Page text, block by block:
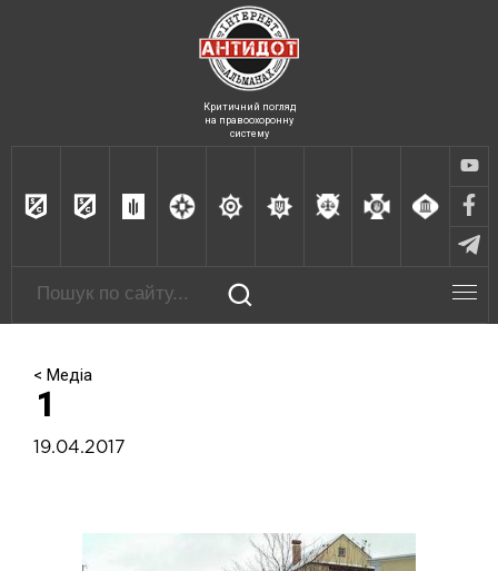
Критичний погляд
на правоохоронну
систему
< Медіа
1
19.04.2017